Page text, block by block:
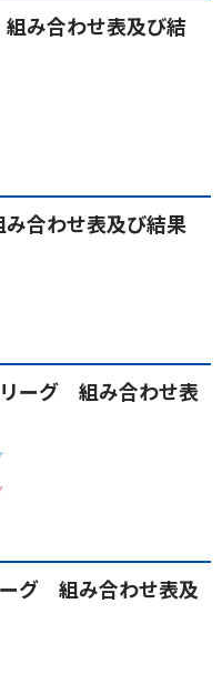
み合わせ表及び結
合わせ表及び結果
ーグ 組み合わせ表
グ 組み合わせ表及